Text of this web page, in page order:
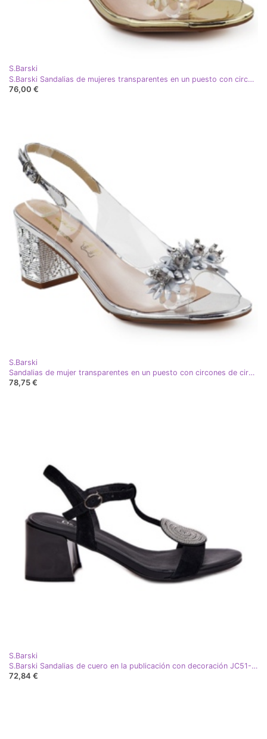
S.Barski
S.Barski Sandalias de mujeres transparentes en un puesto con circones Złote S. Barski MR51-725 dorado
76,00 €
S.Barski
Sandalias de mujer transparentes en un puesto con circones de circonitos Silver S.Barski MR51-725 plata
78,75 €
S.Barski
S.Barski Sandalias de cuero en la publicación con decoración JC51-842 Negro
72,84 €